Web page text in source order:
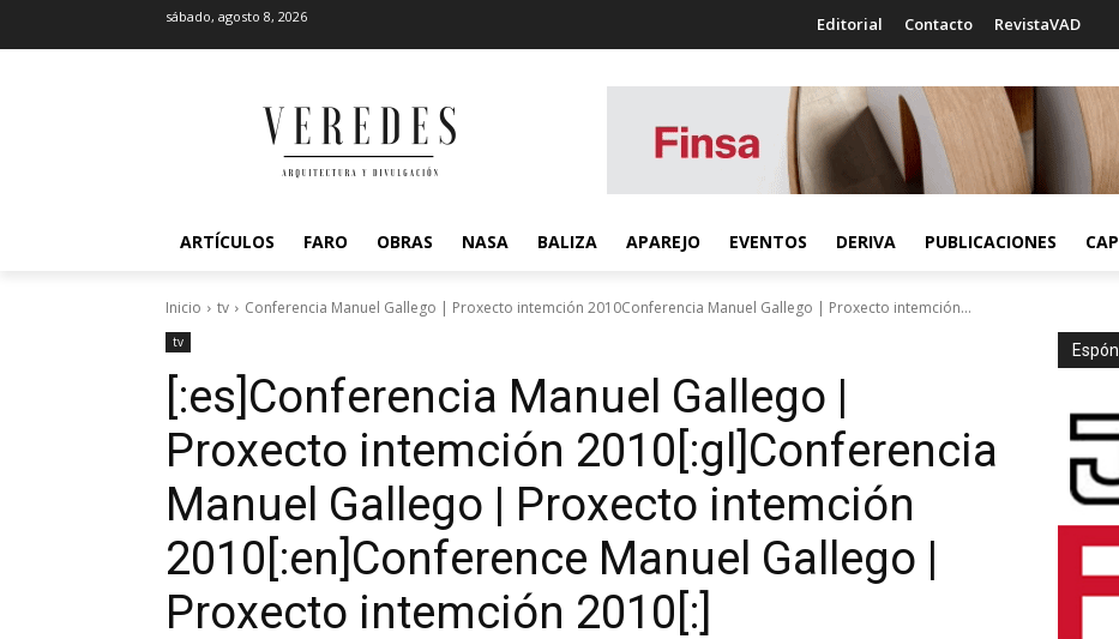
sábado, agosto 8, 2026 Editorial Contacto RevistaVAD
ARTÍCULOS FARO OBRAS NASA BALIZA APAREJO EVENTOS DERIVA PUBLICACIONES
Inicio tv Conferencia Manuel Gallego | Proxecto intemción 2010Conferencia Manuel Gallego | Proxecto intemción...
tv
[:es]Conferencia Manuel Gallego |
Proxecto intemción 2010[:gl]Conferencia
Manuel Gallego | Proxecto intemción
2010[:en]Conference Manuel Gallego |
Proxecto intemción 2010[:]